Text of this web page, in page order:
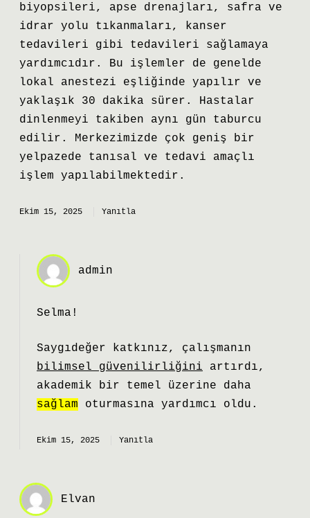
biyopsileri, apse drenajları, safra ve
idrar yolu tıkanmaları, kanser
tedavileri gibi tedavileri sağlamaya
yardımcıdır. Bu işlemler de genelde
lokal anestezi eşliğinde yapılır ve
yaklaşık 30 dakika sürer. Hastalar
dinlenmeyi takiben aynı gün taburcu
edilir. Merkezimizde çok geniş bir
yelpazede tanısal ve tedavi amaçlı
işlem yapılabilmektedir.
Ekim 15, 2025 Yanıtla
admin
Selma!
Saygıdeğer katkınız, çalışmanın
bilimsel güvenilirliğini artırdı,
akademik bir temel üzerine daha
sağlam oturmasına yardımcı oldu.
Ekim 15, 2025 Yanıtla
Elvan